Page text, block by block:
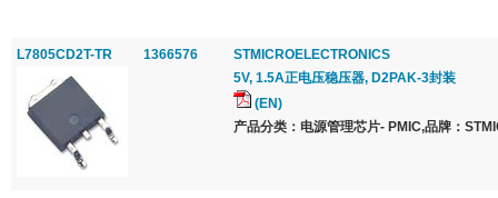
L7805CD2T-TR 1366576
STMICROELECTRONICS
5V, 1.5A正电压稳压器, D2PAK-3封装
(EN)
产品分类：电源管理芯片- PMIC,品牌：